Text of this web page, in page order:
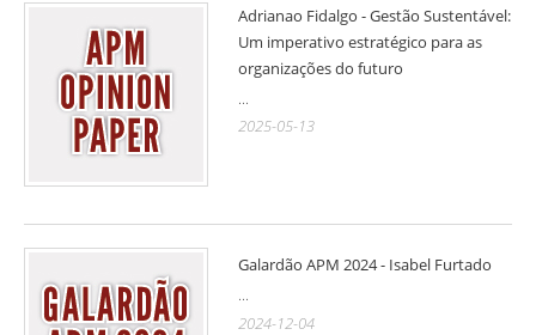
Adrianao Fidalgo - Gestão Sustentável:
Um imperativo estratégico para as
organizações do futuro
...
2025-05-13
Galardão APM 2024 - Isabel Furtado
...
2024-12-04